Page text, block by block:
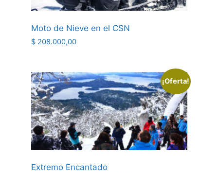
Moto de Nieve en el CSN
$208.000,00
¡Oferta!
Extremo Encantado